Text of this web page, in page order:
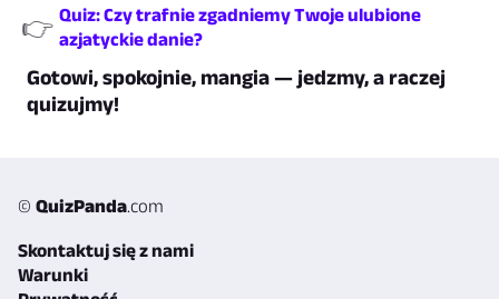
👉 Quiz: Czy trafnie zgadniemy Twoje ulubione
azjatyckie danie?
Gotowi, spokojnie, mangia — jedzmy, a raczej
quizujmy!
© QuizPanda.com
Skontaktuj się z nami
Warunki